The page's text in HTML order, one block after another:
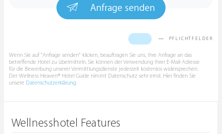
Anfrage senden
PFLICHTFELDER
Wenn Sie auf "Anfrage senden" klicken, beauftragen Sie uns, Ihre Anfrage an das
betreffende Hotel zu übermitteln. Sie können der Verwendung Ihrer E-Mail-Adresse
für die Bewerbung unserer Vermittlungsdienste jederzeit kostenlos widersprechen.
Der Wellness Heaven® Hotel Guide nimmt Datenschutz sehr ernst. Hier finden Sie
unsere Datenschutzerklärung.
Wellnesshotel Features